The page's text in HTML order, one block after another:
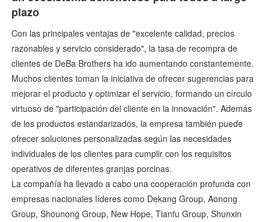
plazo
Con las principales ventajas de "excelente calidad, precios
razonables y servicio considerado", la tasa de recompra de
clientes de DeBa Brothers ha ido aumentando constantemente.
Muchos clientes toman la iniciativa de ofrecer sugerencias para
mejorar el producto y optimizar el servicio, formando un círculo
virtuoso de "participación del cliente en la innovación". Además
de los productos estandarizados, la empresa también puede
ofrecer soluciones personalizadas según las necesidades
individuales de los clientes para cumplir con los requisitos
operativos de diferentes granjas porcinas.
La compañía ha llevado a cabo una cooperación profunda con
empresas nacionales líderes como Dekang Group, Aonong
Group, Shounong Group, New Hope, Tianfu Group, Shunxin